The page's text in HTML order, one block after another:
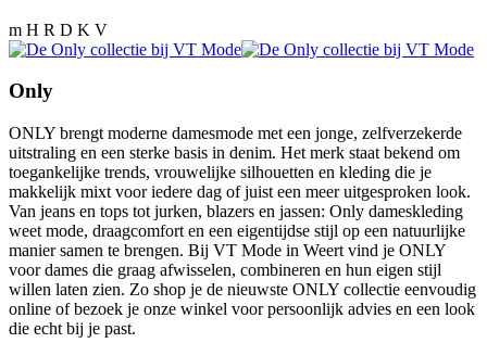
m H R D K V
Only
ONLY brengt moderne damesmode met een jonge, zelfverzekerde
uitstraling en een sterke basis in denim. Het merk staat bekend om
toegankelijke trends, vrouwelijke silhouetten en kleding die je
makkelijk mixt voor iedere dag of juist een meer uitgesproken look.
Van jeans en tops tot jurken, blazers en jassen: Only dameskleding
weet mode, draagcomfort en een eigentijdse stijl op een natuurlijke
manier samen te brengen. Bij VT Mode in Weert vind je ONLY
voor dames die graag afwisselen, combineren en hun eigen stijl
willen laten zien. Zo shop je de nieuwste ONLY collectie eenvoudig
online of bezoek je onze winkel voor persoonlijk advies en een look
die echt bij je past.